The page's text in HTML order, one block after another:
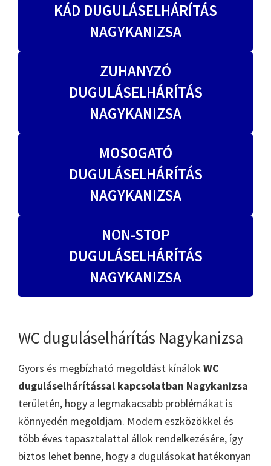
KÁD DUGULÁSELHÁRÍTÁS
NAGYKANIZSA
ZUHANYZÓ
DUGULÁSELHÁRÍTÁS
NAGYKANIZSA
MOSOGATÓ
DUGULÁSELHÁRÍTÁS
NAGYKANIZSA
NON-STOP
DUGULÁSELHÁRÍTÁS
NAGYKANIZSA
WC duguláselhárítás Nagykanizsa
Gyors és megbízható megoldást kínálok WC
duguláselhárítással kapcsolatban Nagykanizsa
területén, hogy a legmakacsabb problémákat is
könnyedén megoldjam. Modern eszközökkel és
több éves tapasztalattal állok rendelkezésére, így
biztos lehet benne, hogy a dugulásokat hatékonyan